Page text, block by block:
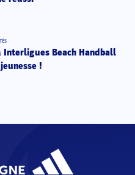
Interligues Beach Handball
!